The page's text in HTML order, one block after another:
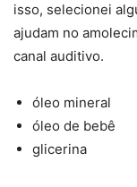
isso, selecionei
ajudam no
canal auditivo.
óleo mineral
óleo de bebê
glicerina